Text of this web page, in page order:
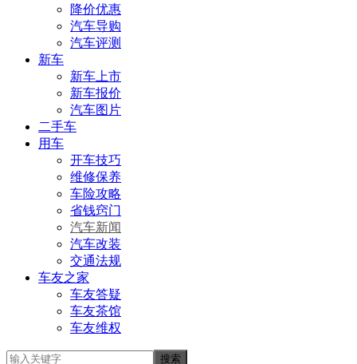
降价优惠
汽车导购
汽车评测
新车
新车上市
新车报价
汽车图片
二手车
用车
开车技巧
维修保养
车险攻略
省钱窍门
汽车新闻
汽车改装
交通法规
车友之家
车友答疑
车友茶馆
车友维权